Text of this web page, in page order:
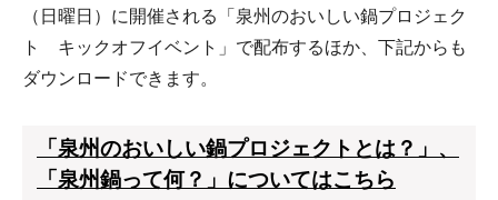
（日曜日）に開催される「泉州のおいしい鍋プロジェク
ト キックオフイベント」で配布するほか、下記からも
ダウンロードできます。
「泉州のおいしい鍋プロジェクトとは？」、
「泉州鍋って何？」についてはこちら